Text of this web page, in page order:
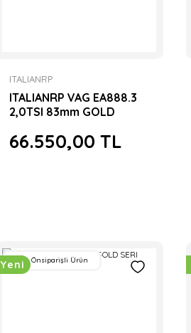
ITALIANRP
ITALIANRP VAG EA888.3
2,0TSI 83mm GOLD
66.550,00 TL
Yeni Önsiparişli Ürün